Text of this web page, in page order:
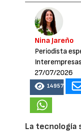
Nina Jareño
Periodista
27/07/2026
14957
La tecnología